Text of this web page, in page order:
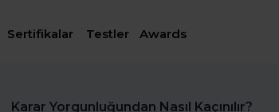
Sertifikalar Testler Awards
Karar Yorgunluğundan Nasıl Kaçınılır?